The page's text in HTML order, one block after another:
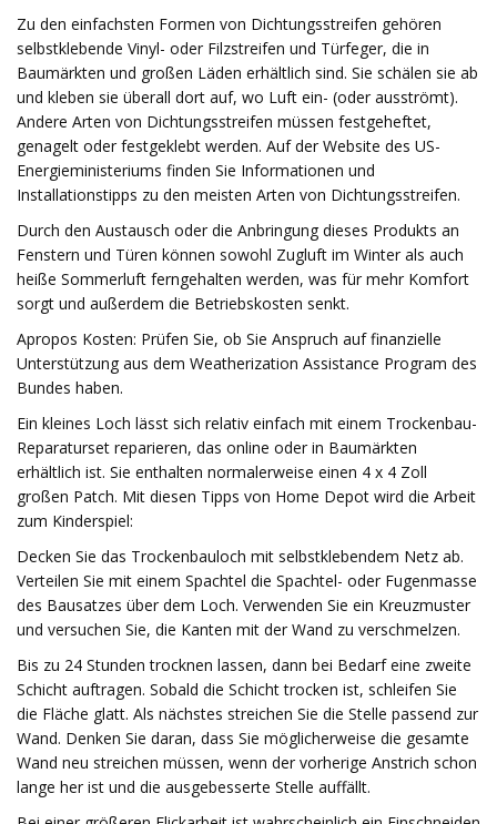
Zu den einfachsten Formen von Dichtungsstreifen gehören
selbstklebende Vinyl- oder Filzstreifen und Türfeger, die in
Baumärkten und großen Läden erhältlich sind. Sie schälen sie ab
und kleben sie überall dort auf, wo Luft ein- (oder ausströmt).
Andere Arten von Dichtungsstreifen müssen festgeheftet,
genagelt oder festgeklebt werden. Auf der Website des US-
Energieministeriums finden Sie Informationen und
Installationstipps zu den meisten Arten von Dichtungsstreifen.
Durch den Austausch oder die Anbringung dieses Produkts an
Fenstern und Türen können sowohl Zugluft im Winter als auch
heiße Sommerluft ferngehalten werden, was für mehr Komfort
sorgt und außerdem die Betriebskosten senkt.
Apropos Kosten: Prüfen Sie, ob Sie Anspruch auf finanzielle
Unterstützung aus dem Weatherization Assistance Program des
Bundes haben.
Ein kleines Loch lässt sich relativ einfach mit einem Trockenbau-
Reparaturset reparieren, das online oder in Baumärkten
erhältlich ist. Sie enthalten normalerweise einen 4 x 4 Zoll
großen Patch. Mit diesen Tipps von Home Depot wird die Arbeit
zum Kinderspiel:
Decken Sie das Trockenbauloch mit selbstklebendem Netz ab.
Verteilen Sie mit einem Spachtel die Spachtel- oder Fugenmasse
des Bausatzes über dem Loch. Verwenden Sie ein Kreuzmuster
und versuchen Sie, die Kanten mit der Wand zu verschmelzen.
Bis zu 24 Stunden trocknen lassen, dann bei Bedarf eine zweite
Schicht auftragen. Sobald die Schicht trocken ist, schleifen Sie
die Fläche glatt. Als nächstes streichen Sie die Stelle passend zur
Wand. Denken Sie daran, dass Sie möglicherweise die gesamte
Wand neu streichen müssen, wenn der vorherige Anstrich schon
lange her ist und die ausgebesserte Stelle auffällt.